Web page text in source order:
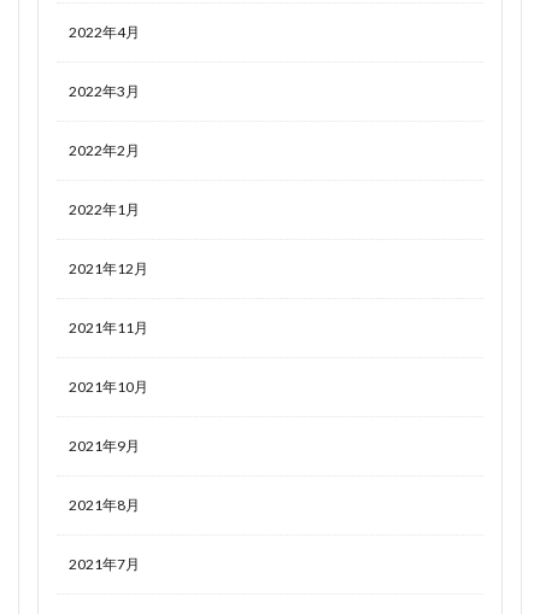
2022年4月
2022年3月
2022年2月
2022年1月
2021年12月
2021年11月
2021年10月
2021年9月
2021年8月
2021年7月